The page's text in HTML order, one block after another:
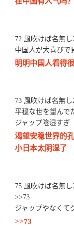
72 風吹けば名無し
中国人が大喜びで
明明中国人看得
73 風吹けば名無し
平穏な世を望んで
ジャップ陰湿すぎ
渴望安稳世界的
小日本太阴湿了
75 風吹けば名無し
>>73
ジャップやなくて
>>73